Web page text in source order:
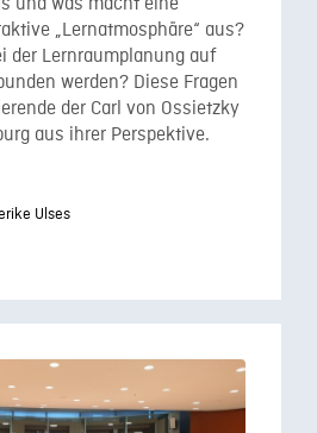
und was macht eine
„Lernatmosphäre“ aus?
der Lernraumplanung auf
werden? Diese Fragen
der Carl von ­Ossietzky
aus ihrer Perspektive.
Ulses